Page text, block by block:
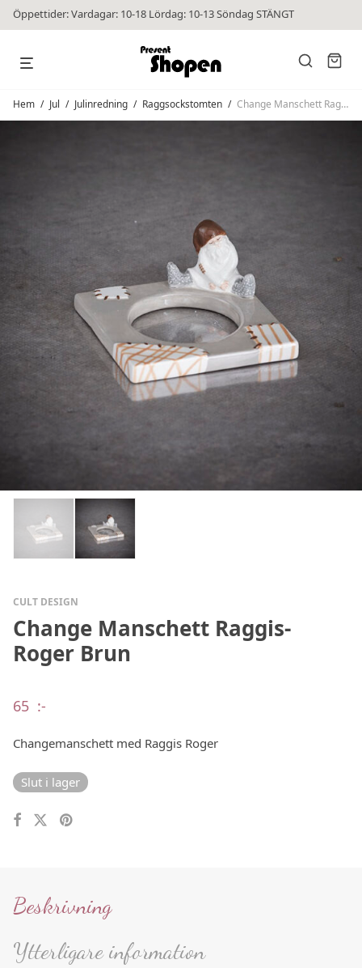
Öppettider: Vardagar: 10-18 Lördag: 10-13 Söndag STÄNGT
Hem / Jul / Julinredning / Raggsockstomten / Change Manschett Raggis-Roger Brun
CULT DESIGN
Change Manschett Raggis-
Roger Brun
65 :-
Changemanschett med Raggis Roger
Slut i lager
Beskrivning
Ytterligare information